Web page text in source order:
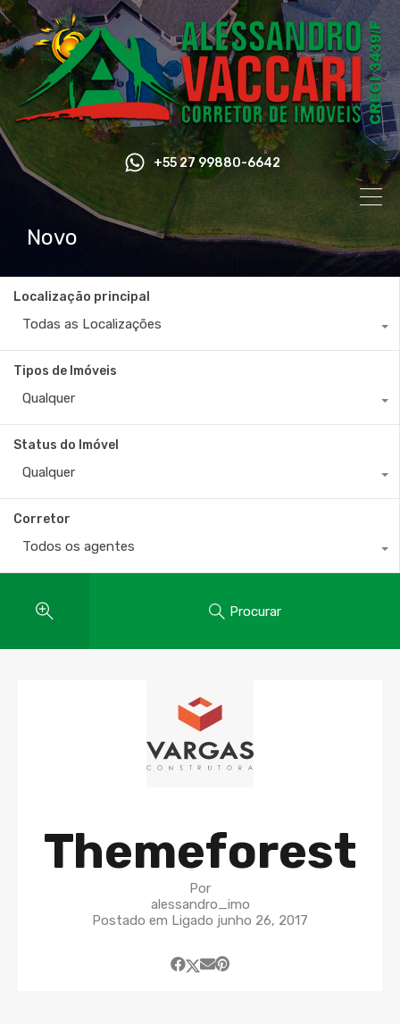
+55 27 99880-6642
Novo
Localização principal
Todas as Localizações
Tipos de Imóveis
Qualquer
Status do Imóvel
Qualquer
Corretor
Todos os agentes
Procurar
Themeforest
Por
alessandro_imo
Postado em Ligado junho 26, 2017